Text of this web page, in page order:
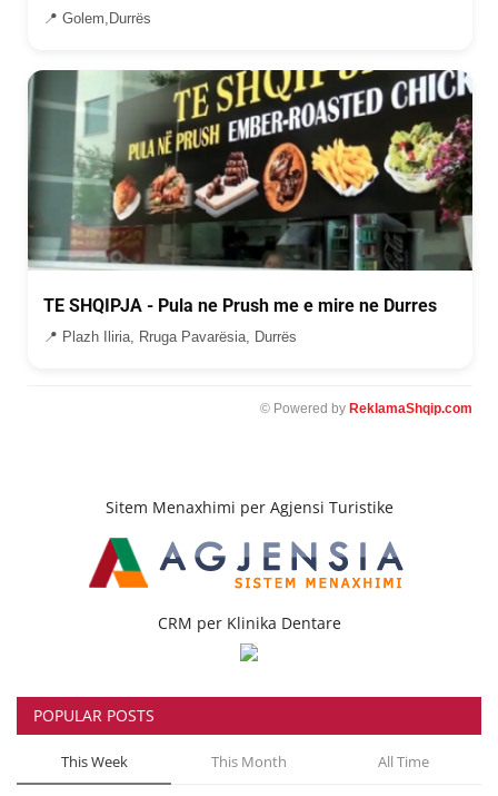
📍 Golem,Durrës
TE SHQIPJA - Pula ne Prush me e mire ne Durres
📍 Plazh Iliria, Rruga Pavarësia, Durrës
© Powered by ReklamaShqip.com
Sitem Menaxhimi per Agjensi Turistike
CRM per Klinika Dentare
POPULAR POSTS
This Week This Month All Time